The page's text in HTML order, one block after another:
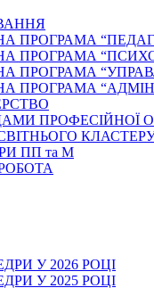
ПРОГРАМА
ПРОГРАМА
ПРОГРАМА
ПРОГРАМА
ПРОФЕСІЙНОЇ
ПП та М
У 2026 РОЦІ
У 2025 РОЦІ